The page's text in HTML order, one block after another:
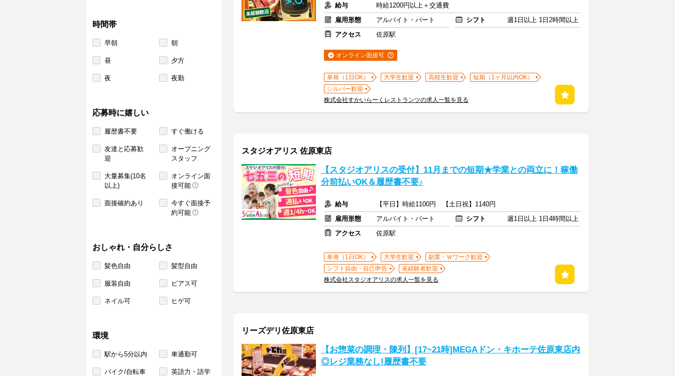
時間帯
早朝 朝
昼 夕方
夜 夜勤
応募時に嬉しい
履歴書不要 すぐ働ける
友達と応募歓
迎
オープニング
スタッフ
大量募集(10名
以上)
オンライン面
接可能
面接確約あり
今すぐ面接予
約可能
おしゃれ・自分らしさ
髪色自由 髪型自由
服装自由 ピアス可
ネイル可 ヒゲ可
環境
駅から5分以内 車通勤可
バイク/自転車 英語力・語学
給与
時給1200円以上＋交通費
雇用形態
アルバイト・パート シフト
週1日以上 1日2時間以上
アクセス
佐原駅
オンライン面接可
単発（1日OK） 大学生歓迎 高校生歓迎
短期（1ヶ月以内OK）
シルバー歓迎
株式会社すかいらーくレストランツの求人一覧を見る
スタジオアリス 佐原東店
【スタジオアリスの受付】11月までの短期★学業との両立に！稼働
分前払いOK＆履歴書不要♪
給与
【平日】時給1100円 【土日祝】1140円
雇用形態
アルバイト・パート シフト
週1日以上 1日4時間以上
アクセス
佐原駅
単発（1日OK） 大学生歓迎
副業・Ｗワーク歓迎
シフト自由・自己申告
未経験者歓迎
株式会社スタジオアリスの求人一覧を見る
リーズデリ佐原東店
【お惣菜の調理・陳列】[17~21時]MEGAドン・キホーテ佐原東店内
◎レジ業務なし!履歴書不要